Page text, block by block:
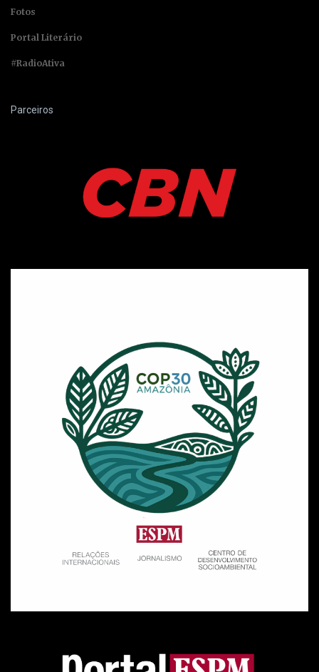
Fotos
Portal Literário
#RadioAtiva
Parceiros